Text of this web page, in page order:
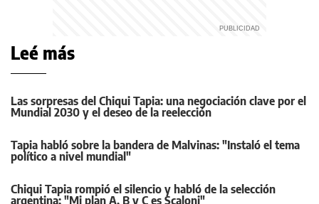
Leé más
Las sorpresas del Chiqui Tapia: una negociación clave por el
Mundial 2030 y el deseo de la reelección
Tapia habló sobre la bandera de Malvinas: "Instaló el tema
político a nivel mundial"
Chiqui Tapia rompió el silencio y habló de la selección
argentina: "Mi plan A, B y C es Scaloni"